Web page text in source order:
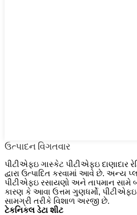
ઉત્પાદન વિગતવાર
પીટીએફઇ ગાસ્કેટ પીટીએફઇ દાણાદાર
દ્વારા ઉત્પાદિત કરવામાં આવે છે. અન્ય
પીટીએફઇ રસાયણો અને તાપમાન સામે
કારણ કે આવા ઉત્તમ ગુણધર્મો,
સામગ્રી તરીકે વિશાળ અરજી છે.
ટેકનિકલ ડેટા શીટ